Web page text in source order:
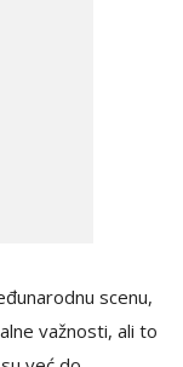
scenu,
važnosti, ali to